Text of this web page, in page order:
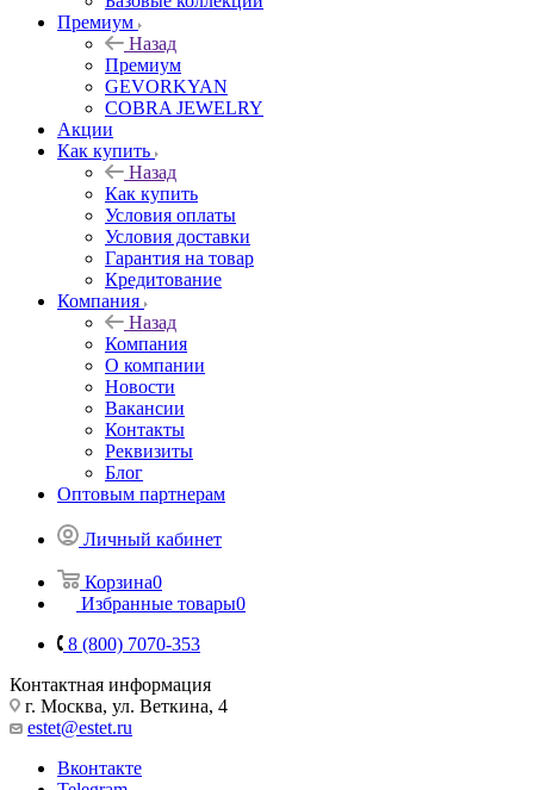
Премиум
Назад
Премиум
GEVORKYAN
COBRA JEWELRY
Акции
Как купить
Назад
Как купить
Условия оплаты
Условия доставки
Гарантия на товар
Кредитование
Компания
Назад
Компания
О компании
Новости
Вакансии
Контакты
Реквизиты
Блог
Оптовым партнерам
Личный кабинет
Корзина0
Избранные товары0
8 (800) 7070-353
Контактная информация
г. Москва, ул. Веткина, 4
estet@estet.ru
Вконтакте